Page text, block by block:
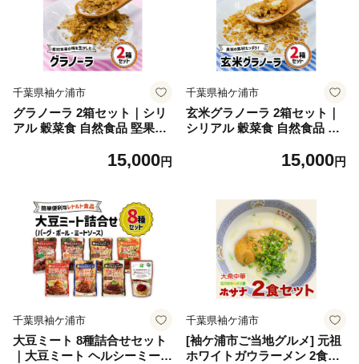
千葉県袖ケ浦市
グラノーラ 2箱セット｜シリ
アル 穀菜食 自然食品 堅果類
麦胚芽 クルミ [0467]15,000円
千葉県袖ケ浦市
玄米グラノーラ 2箱セット｜
シリアル 穀菜食 自然食品 堅
ド 小麦胚芽 クルミ [0468]
15,000円
千葉県袖ケ浦市
大豆ミート 8種詰合せセット
｜大豆ミート ヘルシーミート
千葉県袖ケ浦市
[袖ケ浦市ご当地グルメ] 元祖
ホワイトガウラーメン 2食セ